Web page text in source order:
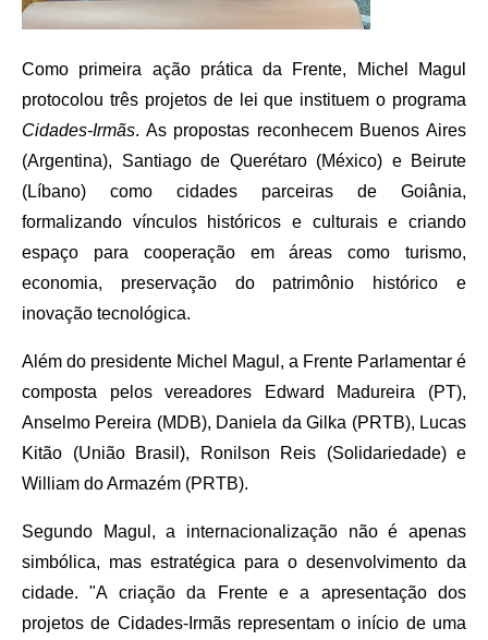
Como primeira ação prática da Frente, Michel Magul
protocolou três projetos de lei que instituem o programa
Cidades-Irmãs. As propostas reconhecem Buenos Aires
(Argentina), Santiago de Querétaro (México) e Beirute
(Líbano) como cidades parceiras de Goiânia,
formalizando vínculos históricos e culturais e criando
espaço para cooperação em áreas como turismo,
economia, preservação do patrimônio histórico e
inovação tecnológica.
Além do presidente Michel Magul, a Frente Parlamentar é
composta pelos vereadores Edward Madureira (PT),
Anselmo Pereira (MDB), Daniela da Gilka (PRTB), Lucas
Kitão (União Brasil), Ronilson Reis (Solidariedade) e
William do Armazém (PRTB).
Segundo Magul, a internacionalização não é apenas
simbólica, mas estratégica para o desenvolvimento da
cidade. "A criação da Frente e a apresentação dos
projetos de Cidades-Irmãs representam o início de uma